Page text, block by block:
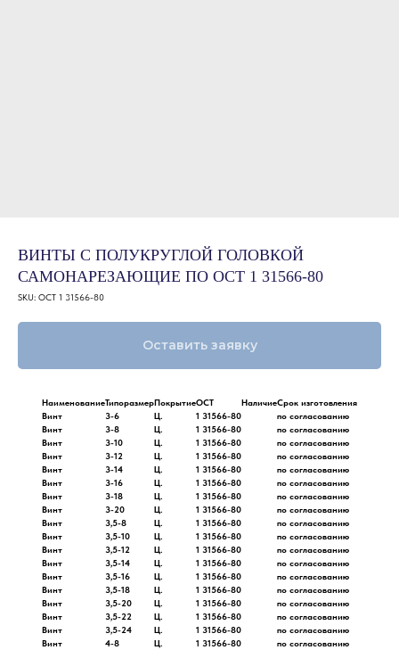
ВИНТЫ С ПОЛУКРУГЛОЙ ГОЛОВКОЙ
САМОНАРЕЗАЮЩИЕ ПО ОСТ 1 31566-80
SKU: ОСТ 1 31566-80
Оставить заявку
НаименованиеТипоразмерПокрытиеОСТ НаличиеСрок изготовления
Винт
3-6 Ц. 1 31566-80
по согласованию
Винт
3-8 Ц. 1 31566-80
по согласованию
Винт
3-10 Ц. 1 31566-80
по согласованию
Винт
3-12 Ц. 1 31566-80
по согласованию
Винт
3-14 Ц. 1 31566-80
по согласованию
Винт
3-16 Ц. 1 31566-80
по согласованию
Винт
3-18 Ц. 1 31566-80
по согласованию
Винт
3-20 Ц. 1 31566-80
по согласованию
Винт
3,5-8 Ц. 1 31566-80
по согласованию
Винт
3,5-10 Ц. 1 31566-80
по согласованию
Винт
3,5-12 Ц. 1 31566-80
по согласованию
Винт
3,5-14 Ц. 1 31566-80
по согласованию
Винт
3,5-16 Ц. 1 31566-80
по согласованию
Винт
3,5-18 Ц. 1 31566-80
по согласованию
Винт
3,5-20 Ц. 1 31566-80
по согласованию
Винт
3,5-22 Ц. 1 31566-80
по согласованию
Винт
3,5-24 Ц. 1 31566-80
по согласованию
Винт
4-8 Ц. 1 31566-80
по согласованию